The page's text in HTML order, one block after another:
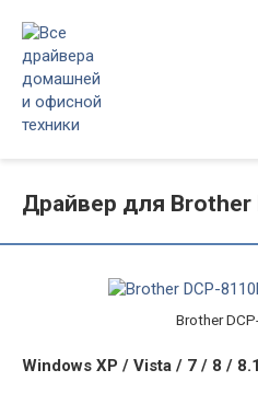
контенту
Драйвер для Brother
Brother
Windows XP / Vista / 7 / 8 /